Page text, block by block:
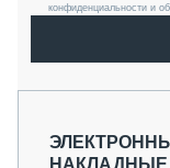
конфиденциальности и